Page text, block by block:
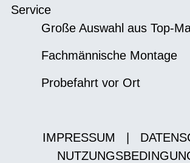
Service
Große Auswahl aus Top-
Fachmännische Montage
Probefahrt vor Ort
IMPRESSUM